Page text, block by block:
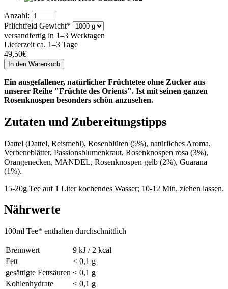
Anzahl:
Pflichtfeld Gewicht*
versandfertig in 1–3 Werktagen
Lieferzeit ca. 1–3 Tage
49,50€
Ein ausgefallener, natürlicher Früchtetee ohne Zucker aus
unserer Reihe "Früchte des Orients". Ist mit seinen ganzen
Rosenknospen besonders schön anzusehen.
Zutaten und Zubereitungstipps
Dattel (Dattel, Reismehl), Rosenblüten (5%), natürliches Aroma,
Verbeneblätter, Passionsblumenkraut, Rosenknospen rosa (3%),
Orangenecken, MANDEL, Rosenknospen gelb (2%), Guarana
(1%).
15-20g Tee auf 1 Liter kochendes Wasser; 10-12 Min. ziehen lassen.
Nährwerte
100ml Tee* enthalten durchschnittlich
Brennwert
9 kJ / 2 kcal
Fett
< 0,1 g
gesättigte Fettsäuren < 0,1 g
Kohlenhydrate
< 0,1 g